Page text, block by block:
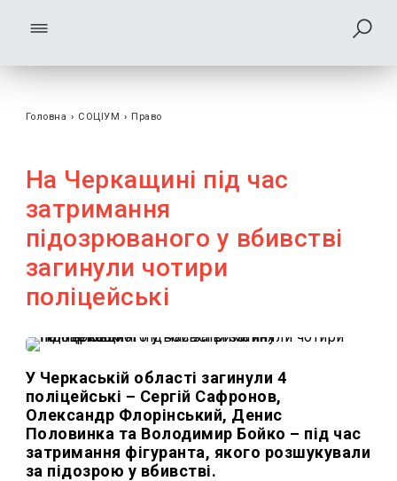
Головна › СОЦІУМ › Право
На Черкащині під час
затримання
підозрюваного у вбивстві
загинули чотири
поліцейські
У Черкаській області загинули 4
поліцейські – Сергій Сафронов,
Олександр Флорінський, Денис
Половинка та Володимир Бойко – під час
затримання фігуранта, якого розшукували
за підозрою у вбивстві.